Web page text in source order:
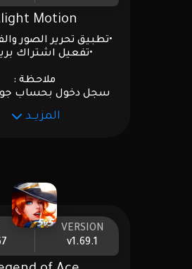
Motion
•تطبيق تحرير الصور
•تفعيل اشتراك
ملاحظة :
سجل دخول بحساب
المزيــد
VERSION
v1.69.1